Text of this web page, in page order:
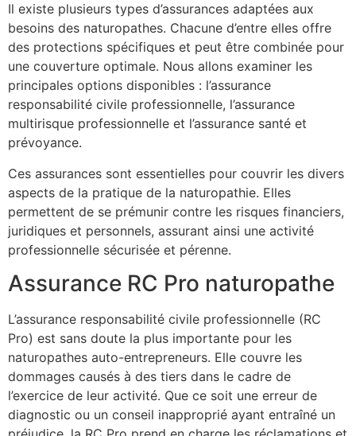
Il existe plusieurs types d’assurances adaptées aux
besoins des naturopathes. Chacune d’entre elles offre
des protections spécifiques et peut être combinée pour
une couverture optimale. Nous allons examiner les
principales options disponibles : l’assurance
responsabilité civile professionnelle, l’assurance
multirisque professionnelle et l’assurance santé et
prévoyance.
Ces assurances sont essentielles pour couvrir les divers
aspects de la pratique de la naturopathie. Elles
permettent de se prémunir contre les risques financiers,
juridiques et personnels, assurant ainsi une activité
professionnelle sécurisée et pérenne.
Assurance RC Pro naturopathe
L’assurance responsabilité civile professionnelle (RC
Pro) est sans doute la plus importante pour les
naturopathes auto-entrepreneurs. Elle couvre les
dommages causés à des tiers dans le cadre de
l’exercice de leur activité. Que ce soit une erreur de
diagnostic ou un conseil inapproprié ayant entraîné un